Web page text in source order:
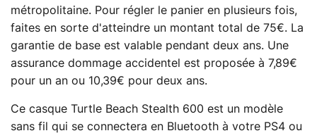
métropolitaine. Pour régler le panier en plusieurs fois,
faites en sorte d'atteindre un montant total de 75€. La
garantie de base est valable pendant deux ans. Une
assurance dommage accidentel est proposée à 7,89€
pour un an ou 10,39€ pour deux ans.
Ce casque Turtle Beach Stealth 600 est un modèle
sans fil qui se connectera en Bluetooth à votre PS4 ou